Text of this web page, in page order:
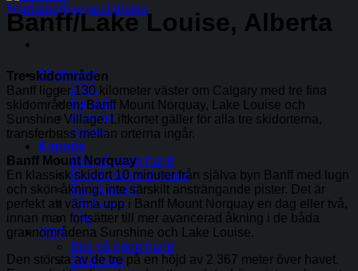
Skidresor
USA
Kanada
Alperna
Japan
Kanada
Bila på egen hand
Rundresa med guide
Bo på ranch
Skidresor
Tåg
USA
Bila på egen hand
Skidresor
Banff/Lake Louise, Alberta
Tre skidområden
Banff ligger 130 kilometer väster om Calgary med tre fina
skidområden; Banff Mount Norquay, Lake Louise och
Sunshine Village. Liftkortet gäller för alla tre skidorterna,
transferbuss mellan orterna ingår.
Banff Mount Norquay
En klassisk skidort 10 minuter från själva byn Banff med lugn
och skön åkning, inte särskilt ansträngande pister. Det är
perfekt att värma upp i Banff Mount Norquay en dag eller två,
innan man fortsätter till mer avancerad åkning i de båda
grannområdena Sunshine och Lake Louise.
Den största av de tre på en höjd av 2 367 meter över havet.